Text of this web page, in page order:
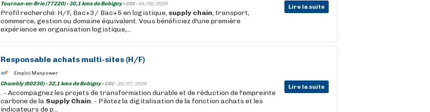
Tournan-en-Brie (77220) - 30,1 kms de Bobigny -CDI - 04/08/2026 Lire la suite
Profil recherché: H/F, Bac+3/ Bac+5 en logistique, supply chain, transport,
commerce, gestion ou domaine équivalent. Vous bénéficiez d'une première
expérience en organisation logistique,...
Responsable achats multi-sites (H/F)
Emploi Manpower
Chambly (60230) - 32,1 kms de Bobigny -CDI - 20/07/2026 Lire la suite
. - Accompagnez les projets de transformation durable et de réduction de l'empreinte
carbone de la Supply Chain. - Pilotez la digitalisation de la fonction achats et les
indicateurs de p...